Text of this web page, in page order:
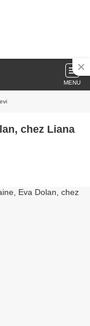
MENU
chez Liana